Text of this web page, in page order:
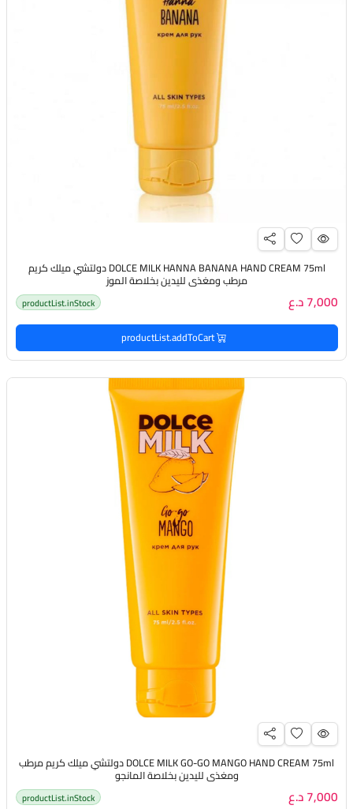
DOLCE MILK HANNA BANANA HAND CREAM 75ml دولتشي ميلك كريم
مرطب ومغذي لليدين بخلاصة الموز
7,000 د.ع productList.inStock
productList.addToCart
DOLCE MILK GO-GO MANGO HAND CREAM 75ml دولتشي ميلك كريم مرطب
ومغذي لليدين بخلاصة المانجو
7,000 د.ع productList.inStock